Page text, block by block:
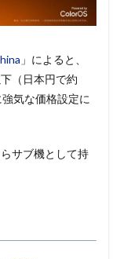
」によると、
（日本円で約
気な価格設定に
サブ機として持